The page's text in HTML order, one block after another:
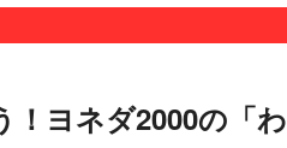
！ヨネダ2000の「